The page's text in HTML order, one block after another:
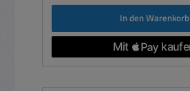
In den Warenkorb